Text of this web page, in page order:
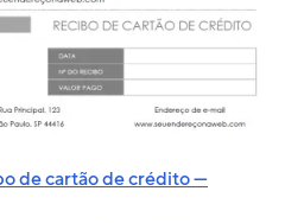
de cartão de crédito —